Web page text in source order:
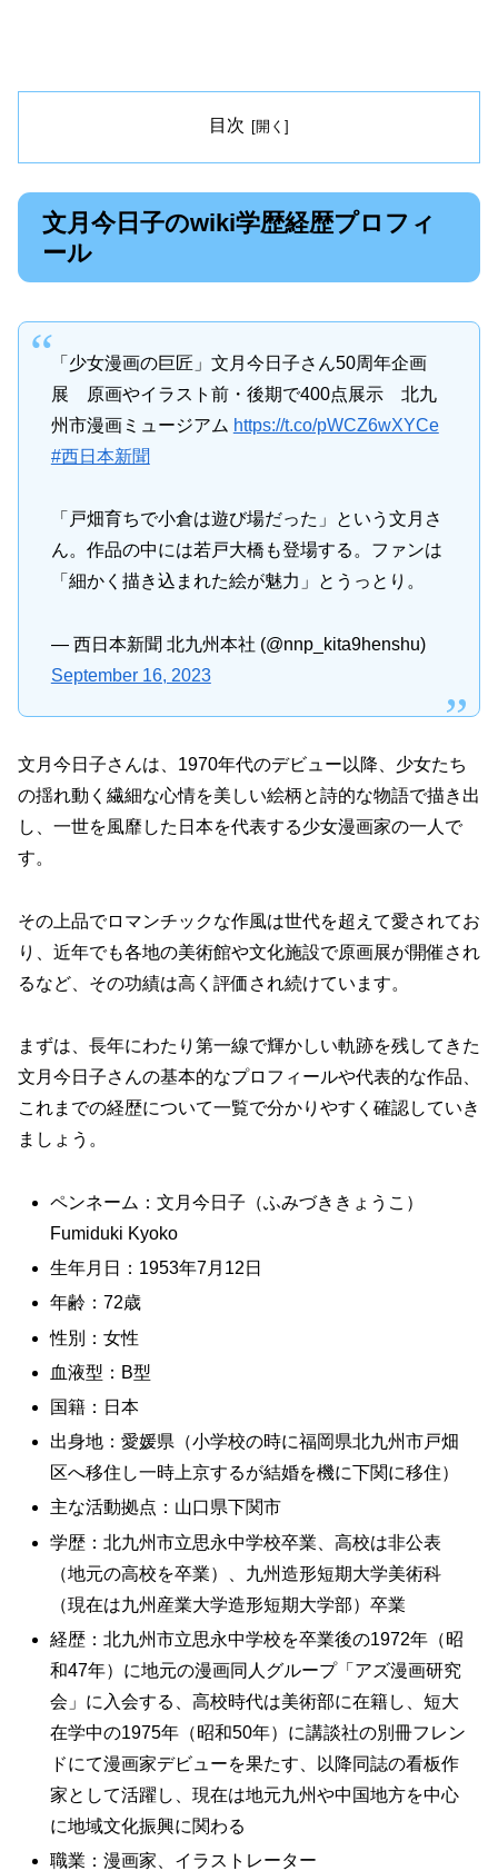
目次
文月今日子のwiki学歴経歴プロフィ
ール
「少女漫画の巨匠」文月今日子さん50周年企画
展 原画やイラスト前・後期で400点展示 北九
州市漫画ミュージアム https://t.co/pWCZ6wXYCe
#西日本新聞
「戸畑育ちで小倉は遊び場だった」という文月さ
ん。作品の中には若戸大橋も登場する。ファンは
「細かく描き込まれた絵が魅力」とうっとり。
— 西日本新聞 北九州本社 (@nnp_kita9henshu)
September 16, 2023
文月今日子さんは、1970年代のデビュー以降、少女たち
の揺れ動く繊細な心情を美しい絵柄と詩的な物語で描き出
し、一世を風靡した日本を代表する少女漫画家の一人で
す。
その上品でロマンチックな作風は世代を超えて愛されてお
り、近年でも各地の美術館や文化施設で原画展が開催され
るなど、その功績は高く評価され続けています。
まずは、長年にわたり第一線で輝かしい軌跡を残してきた
文月今日子さんの基本的なプロフィールや代表的な作品、
これまでの経歴について一覧で分かりやすく確認していき
ましょう。
ペンネーム：文月今日子（ふみづききょうこ）
Fumiduki Kyoko
生年月日：1953年7月12日
年齢：72歳
性別：女性
血液型：B型
国籍：日本
出身地：愛媛県（小学校の時に福岡県北九州市戸畑
区へ移住し一時上京するが結婚を機に下関に移住）
主な活動拠点：山口県下関市
学歴：北九州市立思永中学校卒業、高校は非公表
（地元の高校を卒業）、九州造形短期大学美術科
（現在は九州産業大学造形短期大学部）卒業
経歴：北九州市立思永中学校を卒業後の1972年（昭
和47年）に地元の漫画同人グループ「アズ漫画研究
会」に入会する、高校時代は美術部に在籍し、短大
在学中の1975年（昭和50年）に講談社の別冊フレン
ドにて漫画家デビューを果たす、以降同誌の看板作
家として活躍し、現在は地元九州や中国地方を中心
に地域文化振興に関わる
職業：漫画家、イラストレーター